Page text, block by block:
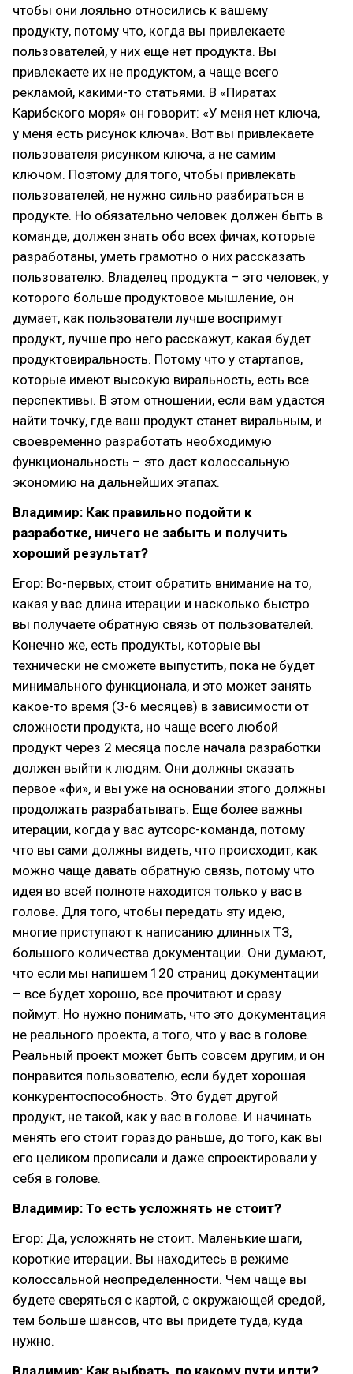
чтобы они лояльно относились к вашему
продукту, потому что, когда вы привлекаете
пользователей, у них еще нет продукта. Вы
привлекаете их не продуктом, а чаще всего
рекламой, какими-то статьями. В «Пиратах
Карибского моря» он говорит: «У меня нет ключа,
у меня есть рисунок ключа». Вот вы привлекаете
пользователя рисунком ключа, а не самим
ключом. Поэтому для того, чтобы привлекать
пользователей, не нужно сильно разбираться в
продукте. Но обязательно человек должен быть в
команде, должен знать обо всех фичах, которые
разработаны, уметь грамотно о них рассказать
пользователю. Владелец продукта – это человек, у
которого больше продуктовое мышление, он
думает, как пользователи лучше воспримут
продукт, лучше про него расскажут, какая будет
продуктовиральность. Потому что у стартапов,
которые имеют высокую виральность, есть все
перспективы. В этом отношении, если вам удастся
найти точку, где ваш продукт станет виральным, и
своевременно разработать необходимую
функциональность – это даст колоссальную
экономию на дальнейших этапах.
Владимир: Как правильно подойти к
разработке, ничего не забыть и получить
хороший результат?
Егор: Во-первых, стоит обратить внимание на то,
какая у вас длина итерации и насколько быстро
вы получаете обратную связь от пользователей.
Конечно же, есть продукты, которые вы
технически не сможете выпустить, пока не будет
минимального функционала, и это может занять
какое-то время (3-6 месяцев) в зависимости от
сложности продукта, но чаще всего любой
продукт через 2 месяца после начала разработки
должен выйти к людям. Они должны сказать
первое «фи», и вы уже на основании этого должны
продолжать разрабатывать. Еще более важны
итерации, когда у вас аутсорс-команда, потому
что вы сами должны видеть, что происходит, как
можно чаще давать обратную связь, потому что
идея во всей полноте находится только у вас в
голове. Для того, чтобы передать эту идею,
многие приступают к написанию длинных ТЗ,
большого количества документации. Они думают,
что если мы напишем 120 страниц документации
– все будет хорошо, все прочитают и сразу
поймут. Но нужно понимать, что это документация
не реального проекта, а того, что у вас в голове.
Реальный проект может быть совсем другим, и он
понравится пользователю, если будет хорошая
конкурентоспособность. Это будет другой
продукт, не такой, как у вас в голове. И начинать
менять его стоит гораздо раньше, до того, как вы
его целиком прописали и даже спроектировали у
себя в голове.
Владимир: То есть усложнять не стоит?
Егор: Да, усложнять не стоит. Маленькие шаги,
короткие итерации. Вы находитесь в режиме
колоссальной неопределенности. Чем чаще вы
будете сверяться с картой, с окружающей средой,
тем больше шансов, что вы придете туда, куда
нужно.
Владимир: Как выбрать, по какому пути идти?